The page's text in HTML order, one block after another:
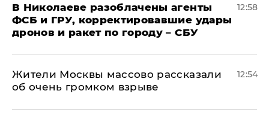
В Николаеве разоблачены агенты
ФСБ и ГРУ, корректировавшие удары
дронов и ракет по городу – СБУ
12:58
Жители Москвы массово рассказали
об очень громком взрыве
12:54